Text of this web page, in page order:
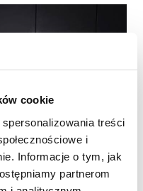
cookie
treści
i
Informacje o tym, jak
partnerom